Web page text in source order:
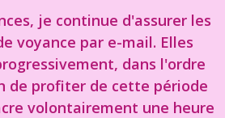
je continue d'assurer les
voyance par e-mail. Elles
dans l'ordre
de profiter de cette période
volontairement une heure